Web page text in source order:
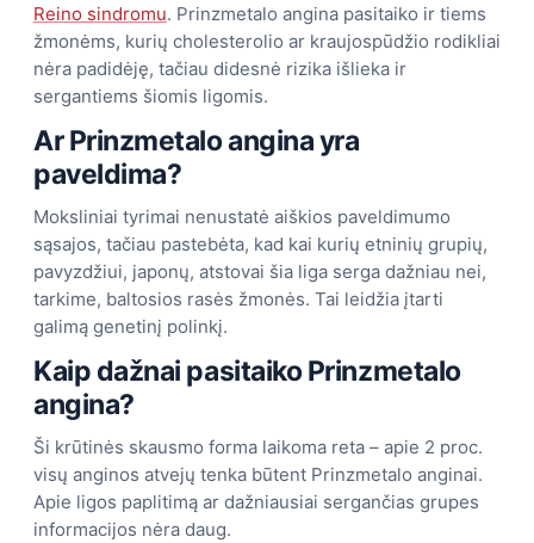
Reino sindromu. Prinzmetalo angina pasitaiko ir tiems
žmonėms, kurių cholesterolio ar kraujospūdžio rodikliai
nėra padidėję, tačiau didesnė rizika išlieka ir
sergantiems šiomis ligomis.
Ar Prinzmetalo angina yra
paveldima?
Moksliniai tyrimai nenustatė aiškios paveldimumo
sąsajos, tačiau pastebėta, kad kai kurių etninių grupių,
pavyzdžiui, japonų, atstovai šia liga serga dažniau nei,
tarkime, baltosios rasės žmonės. Tai leidžia įtarti
galimą genetinį polinkį.
Kaip dažnai pasitaiko Prinzmetalo
angina?
Ši krūtinės skausmo forma laikoma reta – apie 2 proc.
visų anginos atvejų tenka būtent Prinzmetalo anginai.
Apie ligos paplitimą ar dažniausiai sergančias grupes
informacijos nėra daug.